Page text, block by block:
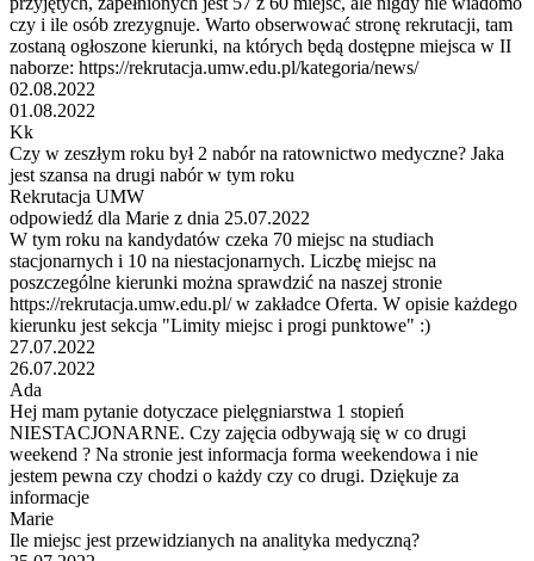
czy i ile osób zrezygnuje. Warto obserwować stronę rekrutacji, tam
zostaną ogłoszone kierunki, na których będą dostępne miejsca w II
naborze: https://rekrutacja.umw.edu.pl/kategoria/news/
02.08.2022
01.08.2022
Kk
Czy w zeszłym roku był 2 nabór na ratownictwo medyczne? Jaka
jest szansa na drugi nabór w tym roku
Rekrutacja UMW
odpowiedź dla Marie z dnia 25.07.2022
W tym roku na kandydatów czeka 70 miejsc na studiach
stacjonarnych i 10 na niestacjonarnych. Liczbę miejsc na
poszczególne kierunki można sprawdzić na naszej stronie
https://rekrutacja.umw.edu.pl/ w zakładce Oferta. W opisie każdego
kierunku jest sekcja "Limity miejsc i progi punktowe" :)
27.07.2022
26.07.2022
Ada
Hej mam pytanie dotyczace pielęgniarstwa 1 stopień
NIESTACJONARNE. Czy zajęcia odbywają się w co drugi
weekend ? Na stronie jest informacja forma weekendowa i nie
jestem pewna czy chodzi o każdy czy co drugi. Dziękuje za
informacje
Marie
Ile miejsc jest przewidzianych na analityka medyczną?